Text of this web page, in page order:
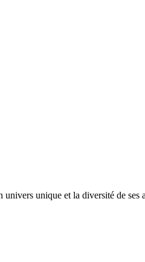
univers unique et la diversité de ses